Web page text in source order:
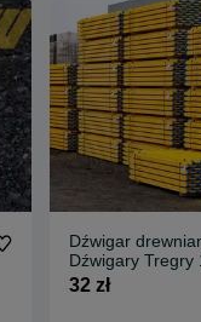
Dźwigar
Dźwigary Tregry
Szalunki
32 zł